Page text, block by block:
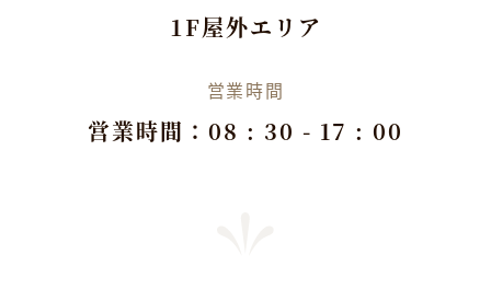
1F屋外エリア
営業時間
営業時間：08 : 30 - 17 : 00